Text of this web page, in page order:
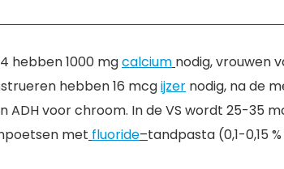
hebben 1000 mgcalcium nodig, vrouwen
hebben 16 mcgijzer nodig, na de
ADH voor chroom. In de VS wordt 25-35
met fluoride–tandpasta (0,1-0,15